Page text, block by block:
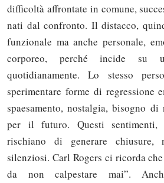
difficoltà affrontate in comune,
nati dal confronto. Il distacco,
funzionale ma anche personale,
corporeo, perché incide su
quotidianamente. Lo stesso
sperimentare forme di regressione
spaesamento, nostalgia, bisogno di
per il futuro. Questi sentimenti,
rischiano di generare chiusure,
silenziosi. Carl Rogers ci ricorda
da non calpestare mai”.